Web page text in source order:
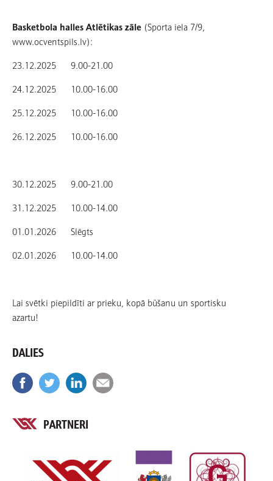
Basketbola halles Atlētikas zāle (Sporta iela 7/9,
www.ocventspils.lv):
23.12.2025 9.00-21.00
24.12.2025 10.00-16.00
25.12.2025 10.00-16.00
26.12.2025 10.00-16.00
30.12.2025 9.00-21.00
31.12.2025 10.00-14.00
01.01.2026 Slēgts
02.01.2026 10.00-14.00
Lai svētki piepildīti ar prieku, kopā būšanu un sportisku
azartu!
DALIES
PARTNERI